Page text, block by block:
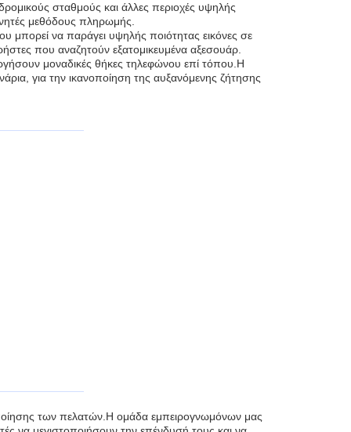
σταθμούς και άλλες περιοχές υψηλής
μεθόδους πληρωμής.
να παράγει υψηλής ποιότητας εικόνες σε
που αναζητούν εξατομικευμένα αξεσουάρ.
μοναδικές θήκες τηλεφώνου επί τόπου.Η
για την ικανοποίηση της αυξανόμενης ζήτησης
των πελατών.Η ομάδα εμπειρογνωμόνων μας